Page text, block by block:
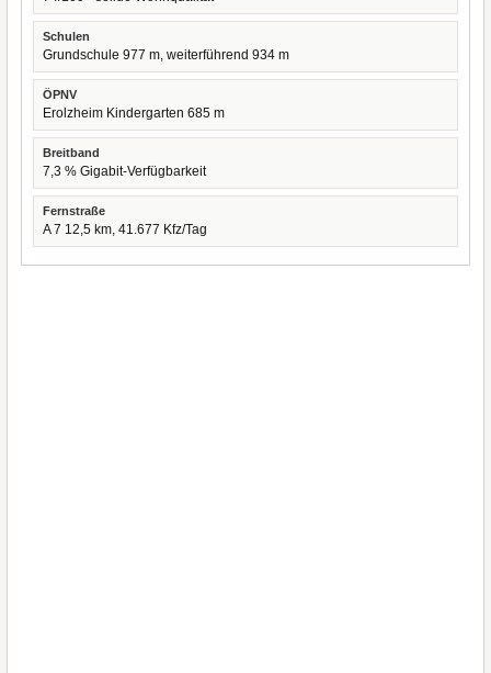
Schulen
Grundschule 977 m, weiterführend 934 m
ÖPNV
Erolzheim Kindergarten 685 m
Breitband
7,3 % Gigabit-Verfügbarkeit
Fernstraße
A 7 12,5 km, 41.677 Kfz/Tag